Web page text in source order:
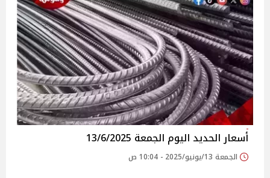
أسعار الحديد اليوم الجمعة 13/6/2025
الجمعة 13/يونيو/2025 - 10:04 ص